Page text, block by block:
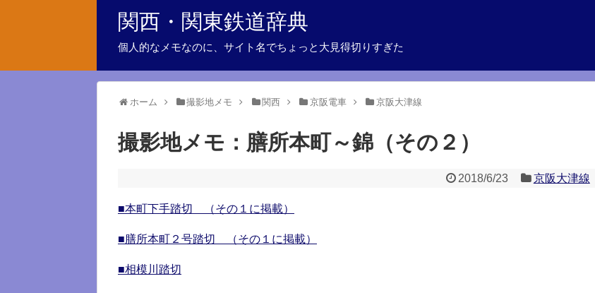
関西・関東鉄道辞典
個人的なメモなのに、サイト名でちょっと大見得切りすぎた
ホーム 撮影地メモ 関西 京阪電車 京阪大津線
撮影地メモ：膳所本町～錦（その２）
2018/6/23 京阪大津線
■本町下手踏切 （その１に掲載）
■膳所本町２号踏切 （その１に掲載）
■相模川踏切